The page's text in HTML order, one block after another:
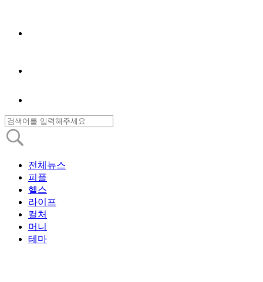
전체뉴스
피플
헬스
라이프
컬처
머니
테마